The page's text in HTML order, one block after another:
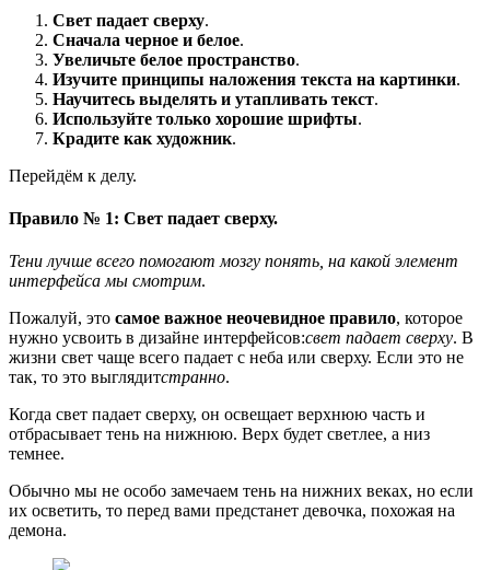
Свет падает сверху.
Сначала черное и белое.
Увеличьте белое пространство.
Изучите принципы наложения текста на картинки.
Научитесь выделять и утапливать текст.
Используйте только хорошие шрифты.
Крадите как художник.
Перейдём к делу.
Правило № 1: Свет падает сверху.
Тени лучше всего помогают мозгу понять, на какой элемент
интерфейса мы смотрим.
Пожалуй, это самое важное неочевидное правило, которое
нужно усвоить в дизайне интерфейсов:свет падает сверху. В
жизни свет чаще всего падает с неба или сверху. Если это не
так, то это выглядитстранно.
Когда свет падает сверху, он освещает верхнюю часть и
отбрасывает тень на нижнюю. Верх будет светлее, а низ
темнее.
Обычно мы не особо замечаем тень на нижних веках, но если
их осветить, то перед вами предстанет девочка, похожая на
демона.